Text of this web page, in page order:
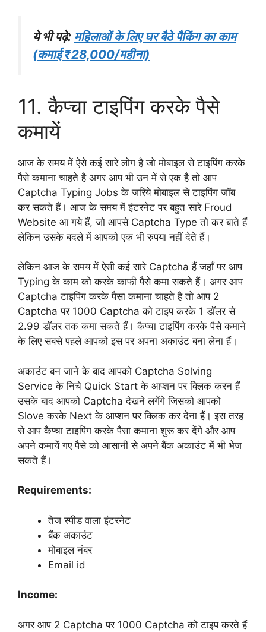
ये भी पढ़े: महिलाओं के लिए घर बैठे पैकिंग का काम
(कमाई ₹28,000/महीना)
11. कैप्चा टाइपिंग करके पैसे
कमायें
आज के समय में ऐसे कई सारे लोग है जो मोबाइल से टाइपिंग करके
पैसे कमाना चाहते है अगर आप भी उन में से एक है तो आप
Captcha Typing Jobs के जरिये मोबाइल से टाइपिंग जॉब
कर सकते हैं। आज के समय में इंटरनेट पर बहुत सारे Froud
Website आ गये हैं, जो आपसे Captcha Type तो कर बाते हैं
लेकिन उसके बदले में आपको एक भी रुपया नहीं देते हैं।
लेकिन आज के समय में ऐसी कई सारे Captcha हैं जहाँ पर आप
Typing के काम को करके काफी पैसे कमा सकते हैं। अगर आप
Captcha टाइपिंग करके पैसा कमाना चाहते है तो आप 2
Captcha पर 1000 Captcha को टाइप करके 1 डॉलर से
2.99 डॉलर तक कमा सकते हैं। कैप्चा टाइपिंग करके पैसे कमाने
के लिए सबसे पहले आपको इस पर अपना अकाउंट बना लेना हैं।
अकाउंट बन जाने के बाद आपको Captcha Solving
Service के निचे Quick Start के आप्शन पर क्लिक करन हैं
उसके बाद आपको Captcha देखने लगेंगे जिसको आपको
Slove करके Next के आप्शन पर क्लिक कर देना हैं। इस तरह
से आप कैप्चा टाइपिंग करके पैसा कमाना शुरू कर देंगे और आप
अपने कमायें गए पैसे को आसानी से अपने बैंक अकाउंट में भी भेज
सकते हैं।
Requirements:
तेज स्पीड वाला इंटरनेट
बैंक अकाउंट
मोबाइल नंबर
Email id
Income:
अगर आप 2 Captcha पर 1000 Captcha को टाइप करते हैं